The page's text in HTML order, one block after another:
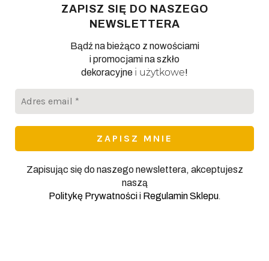
ZAPISZ SIĘ DO NASZEGO
NEWSLETTERA
Bądź na bieżąco z nowościami
i promocjami na szkło
dekoracyjne i użytkowe!
Zapisując się do naszego newslettera, akceptujesz
naszą
Politykę Prywatnościi Regulamin Sklepu